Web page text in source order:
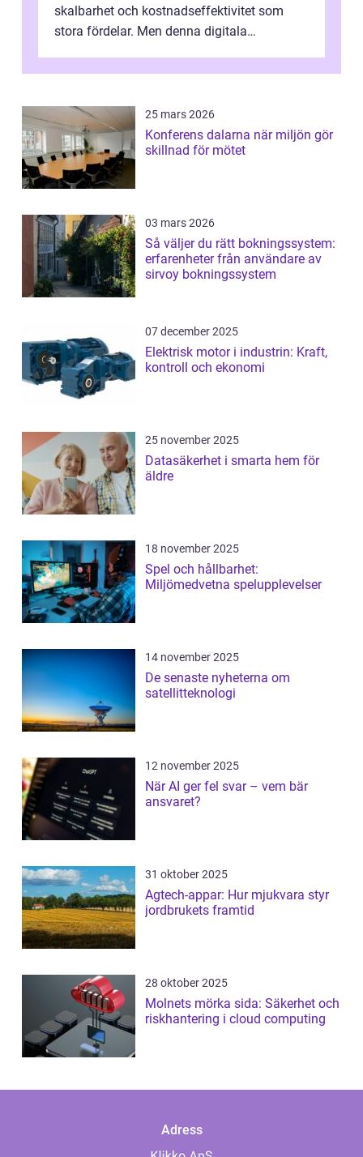
skalbarhet och kostnadseffektivitet som
stora fördelar. Men denna digitala
25 mars 2026
Konferens dalarna när miljön gör
skillnad för mötet
03 mars 2026
Så väljer du rätt bokningssystem:
erfarenheter från användare av
sirvoy bokningssystem
07 december 2025
Elektrisk motor i industrin: Kraft,
kontroll och ekonomi
25 november 2025
Datasäkerhet i smarta hem för
äldre
18 november 2025
Spel och hållbarhet:
Miljömedvetna spelupplevelser
14 november 2025
De senaste nyheterna om
satellitteknologi
12 november 2025
När AI ger fel svar – vem bär
ansvaret?
31 oktober 2025
Agtech-appar: Hur mjukvara styr
jordbrukets framtid
28 oktober 2025
Molnets mörka sida: Säkerhet och
riskhantering i cloud computing
Adress